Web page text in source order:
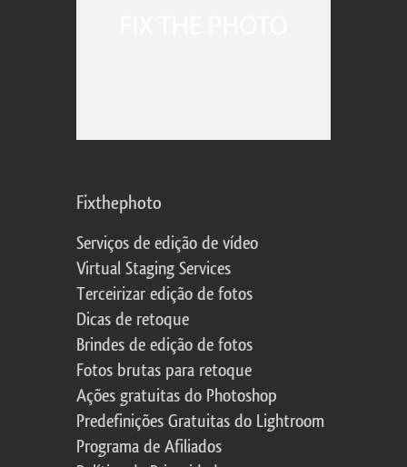
Fixthephoto
Serviços de edição de vídeo
Virtual Staging Services
Terceirizar edição de fotos
Dicas de retoque
Brindes de edição de fotos
Fotos brutas para retoque
Ações gratuitas do Photoshop
Predefinições Gratuitas do Lightroom
Programa de Afiliados